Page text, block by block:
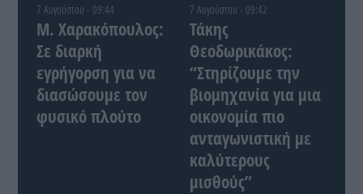
7 Αυγούστου - 09:44
Μ. Χαρακόπουλος:
Σε διαρκή
εγρήγορση για να
διασώσουμε τον
φυσικό πλούτο
7 Αυγούστου - 09:42
Τάκης
Θεοδωρικάκος:
“Στηρίζουμε την
βιομηχανία για μια
οικονομία πιο
ανταγωνιστική με
καλύτερους
μισθούς”